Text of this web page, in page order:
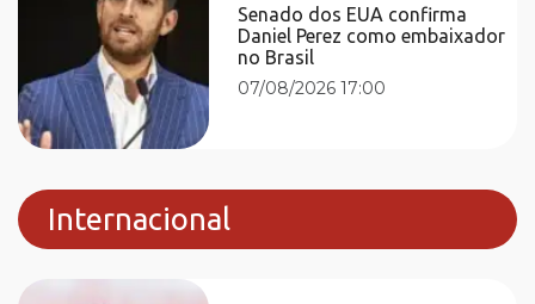
Senado dos EUA confirma
Daniel Perez como embaixador
no Brasil
07/08/2026 17:00
Internacional